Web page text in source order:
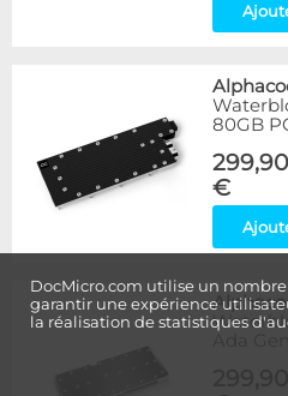
DocMicro.com utilise un
garantir une expérience
la réalisation de statistiques
80GB
299,90
€